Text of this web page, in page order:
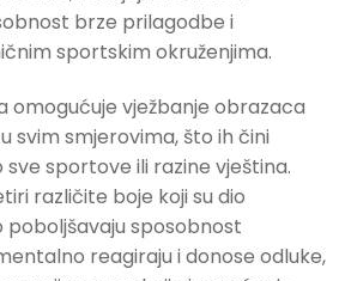
brze prilagodbe i
sportskim okruženjima.
omogućuje vježbanje obrazaca
svim smjerovima, što ih čini
sportove ili razine vještina.
različite boje koji su dio
sposobnost
reagiraju i donose odluke,